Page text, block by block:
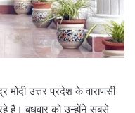
मोदी उत्तर प्रदेश के वाराणसी
हैं। बुधवार को उन्होंने सबसे